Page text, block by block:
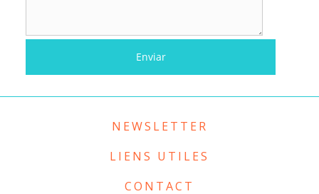
NEWSLETTER
LIENS UTILES
CONTACT